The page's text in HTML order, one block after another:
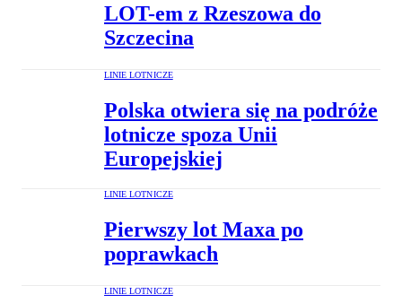
LOT-em z Rzeszowa do
Szczecina
LINIE LOTNICZE
Polska otwiera się na podróże
lotnicze spoza Unii
Europejskiej
LINIE LOTNICZE
Pierwszy lot Maxa po
poprawkach
LINIE LOTNICZE